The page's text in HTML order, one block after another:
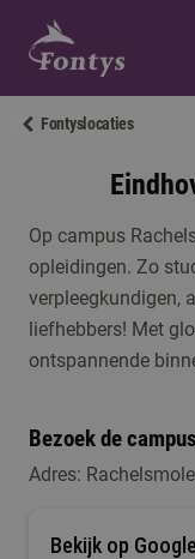
Fontyslocaties
Op campus
opleidingen. Zo
verpleegkundigen,
liefhebbers! Met
ontspannende
Bezoek de campus
Adres:
Bekijk op